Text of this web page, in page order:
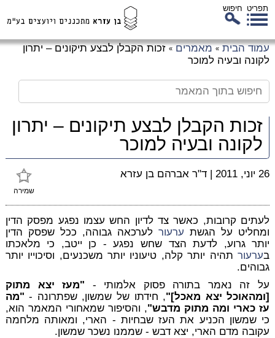
תפריט חיפוש
עמוד הבית » מאמרים » זכות הקבלן לבצע תיקונים – יתרון
לקונה ובעיה למוכר
זכות הקבלן לבצע תיקונים – יתרון
לקונה ובעיה למוכר
שמירה
26 יוני, 2011 | ד"ר אברהם בן עזרא
לעתים קרובות, כאשר צד לדיון החש עצמו נפגע מפסק הדין
ומחליט על הגשת ערעורלערכאה גבוהה, ככל שפסק הדין
יותר גרוע, לדעת הצד שחש נפגע - כן ייטב, כי מלאכתו
בערעורתהיה יותר קלה, טיעוניו יותר משכנעים, וסיכוייו יותר
גבוהים.
על זה נאמר בתורה פסוק אלמותי - "מעז יצא מתוק
[ומהאוכל יצא מאכל]", חידתו של שמשון, שפתרונה - "מה
עז כארי ומה מתוק מדבש", והסיפור שמאחורי המאמר הוא,
כי שמשון הכניע את העז שבחיות - הארי, ומאותה מלחמה
עקובה מדם הארי, יצא דבש - שממנו נשכר שמשון.